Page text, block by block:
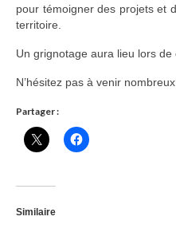
Les lettres aux
Inauguration du
THEMATIQUES
pour témoigner des projets et
territoire.
Un grignotage aura lieu lors de
N’hésitez pas à venir
Partager :
Similaire